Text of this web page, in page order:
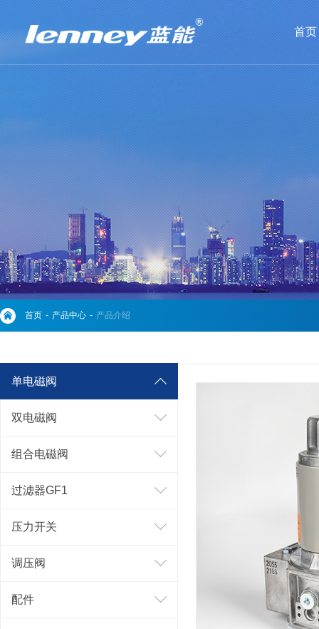
首页
首页 - 产品中心 - 产品介绍
单电磁阀
双电磁阀
组合电磁阀
过滤器GF1
压力开关
调压阀
配件